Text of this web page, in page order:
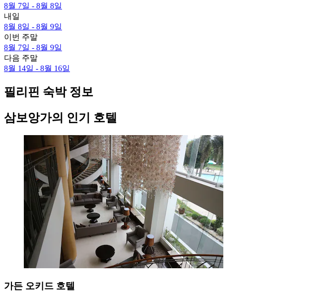
8월 7일 - 8월 8일
내일
8월 8일 - 8월 9일
이번 주말
8월 7일 - 8월 9일
다음 주말
8월 14일 - 8월 16일
필리핀 숙박 정보
삼보앙가의 인기 호텔
가든 오키드 호텔